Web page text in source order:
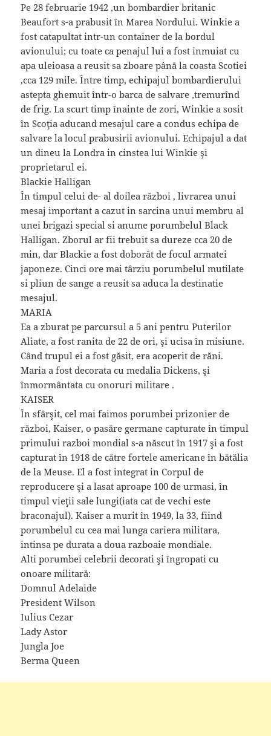
Pe 28 februarie 1942 ,un bombardier britanic
Beaufort s-a prabusit în Marea Nordului. Winkie a
fost catapultat intr-un container de la bordul
avionului; cu toate ca penajul lui a fost inmuiat cu
apa uleioasa a reusit sa zboare până la coasta Scotiei
,cca 129 mile. Între timp, echipajul bombardierului
astepta ghemuit într-o barca de salvare ,tremurînd
de frig. La scurt timp înainte de zori, Winkie a sosit
în Scoţia aducand mesajul care a condus echipa de
salvare la locul prabusirii avionului. Echipajul a dat
un dineu la Londra in cinstea lui Winkie şi
proprietarul ei.
Blackie Halligan
În timpul celui de- al doilea război , livrarea unui
mesaj important a cazut in sarcina unui membru al
unei brigazi special si anume porumbelul Black
Halligan. Zborul ar fii trebuit sa dureze cca 20 de
min, dar Blackie a fost doborât de focul armatei
japoneze. Cinci ore mai târziu porumbelul mutilate
si pliun de sange a reusit sa aduca la destinatie
mesajul.
MARIA
Ea a zburat pe parcursul a 5 ani pentru Puterilor
Aliate, a fost ranita de 22 de ori, şi ucisa în misiune.
Când trupul ei a fost găsit, era acoperit de răni.
Maria a fost decorata cu medalia Dickens, şi
înmormântata cu onoruri militare .
KAISER
În sfârşit, cel mai faimos porumbei prizonier de
război, Kaiser, o pasăre germane capturate în timpul
primului razboi mondial s-a născut în 1917 şi a fost
capturat în 1918 de către fortele americane în bătălia
de la Meuse. El a fost integrat in Corpul de
reproducere şi a lasat aproape 100 de urmasi, în
timpul vieţii sale lungi(iata cat de vechi este
braconajul). Kaiser a murit în 1949, la 33, fiind
porumbelul cu cea mai lunga cariera militara,
intinsa pe durata a doua razboaie mondiale.
Alti porumbei celebrii decorati şi îngropati cu
onoare militară:
Domnul Adelaide
President Wilson
Iulius Cezar
Lady Astor
Jungla Joe
Berma Queen